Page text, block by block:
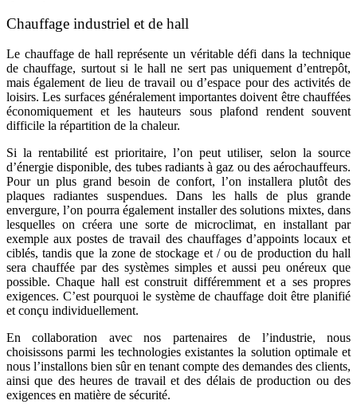
Chauffage industriel et de hall
Le chauffage de hall représente un véritable défi dans la technique
de chauffage, surtout si le hall ne sert pas uniquement d’entrepôt,
mais également de lieu de travail ou d’espace pour des activités de
loisirs. Les surfaces généralement importantes doivent être chauffées
économiquement et les hauteurs sous plafond rendent souvent
difficile la répartition de la chaleur.
Si la rentabilité est prioritaire, l’on peut utiliser, selon la source
d’énergie disponible, des tubes radiants à gaz ou des aérochauffeurs.
Pour un plus grand besoin de confort, l’on installera plutôt des
plaques radiantes suspendues. Dans les halls de plus grande
envergure, l’on pourra également installer des solutions mixtes, dans
lesquelles on créera une sorte de microclimat, en installant par
exemple aux postes de travail des chauffages d’appoints locaux et
ciblés, tandis que la zone de stockage et / ou de production du hall
sera chauffée par des systèmes simples et aussi peu onéreux que
possible. Chaque hall est construit différemment et a ses propres
exigences. C’est pourquoi le système de chauffage doit être planifié
et conçu individuellement.
En collaboration avec nos partenaires de l’industrie, nous
choisissons parmi les technologies existantes la solution optimale et
nous l’installons bien sûr en tenant compte des demandes des clients,
ainsi que des heures de travail et des délais de production ou des
exigences en matière de sécurité.